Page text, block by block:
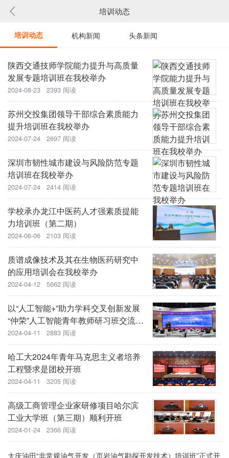
培训动态
培训动态 机构新闻 头条新闻
陕西交通技师学院能力提升与高质量
发展专题培训班在我校举办
2024-08-23 2393 阅读
苏州交投集团领导干部综合素质能力
提升培训班在我校举办
2024-07-24 2697 阅读
深圳市韧性城市建设与风险防范专题
培训班在我校举办
2024-07-24 2414 阅读
学校承办龙江中医药人才强素质提能
力培训班（第二期）
2024-06-06 2103 阅读
质谱成像技术及其在生物医药研究中
的应用培训会在我校举办
2024-04-12 5662 阅读
以“人工智能+”助力学科交叉创新发展
“仲荣”人工智能青年教师研习班交流会
举行
2024-04-11 2883 阅读
哈工大2024年青年马克思主义者培养
工程暨求是团校开班
2024-04-11 3205 阅读
高级工商管理企业家研修项目哈尔滨
工业大学班（第三期）顺利开班
2024-01-24 2366 阅读
大庆油田“非常规油气开发（页岩油气勘探开发技术）培训班”正式开